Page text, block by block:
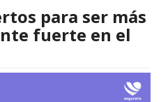
para ser más
fuerte en el